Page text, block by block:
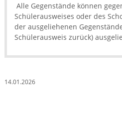
Alle Gegenstände können
Schülerausweises oder des
der ausgeliehenen
Schülerausweis zurück)
14.01.2026